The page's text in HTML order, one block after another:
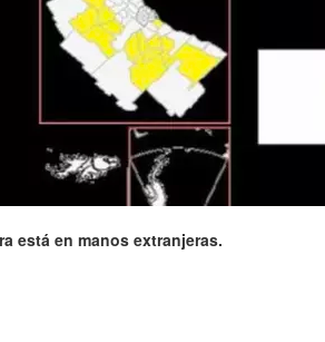
está en manos extranjeras.